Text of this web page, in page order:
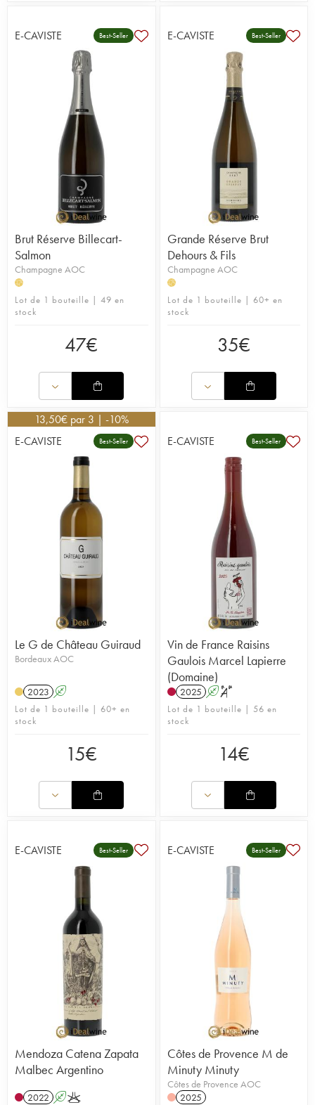
E-CAVISTE Best-Seller
Brut Réserve Billecart-
Salmon
Champagne AOC
H
Lot de 1 bouteille | 49 en
stock
47€
E-CAVISTE Best-Seller
Grande Réserve Brut
Dehours & Fils
Champagne AOC
H
Lot de 1 bouteille | 60+ en
stock
35€
13,50€ par 3 | -10%
E-CAVISTE
Best-Seller
Le G de Château Guiraud
Bordeaux AOC
2023 A
Lot de 1 bouteille | 60+ en
stock
15€
E-CAVISTE Best-Seller
Vin de France Raisins
Gaulois Marcel Lapierre
(Domaine)
2025 A S
Lot de 1 bouteille | 56 en
stock
14€
E-CAVISTE Best-Seller
Mendoza Catena Zapata
Malbec Argentino
2022 AK
E-CAVISTE Best-Seller
Côtes de Provence M de
Minuty Minuty
Côtes de Provence AOC
2025